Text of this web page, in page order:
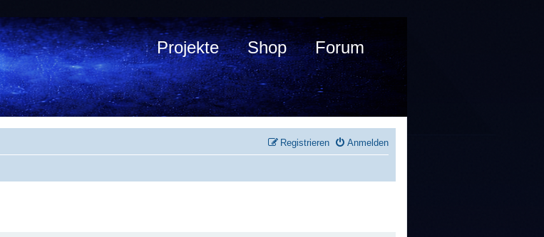
Projekte Shop Forum
Anmelden
Registrieren